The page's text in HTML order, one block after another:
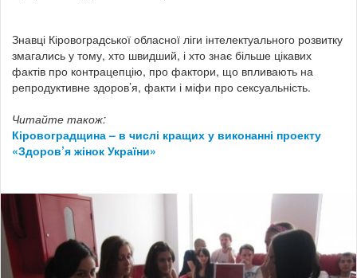
Знавці Кіровоградської обласної ліги інтелектуального розвитку
змагались у тому, хто швидший, і хто знає більше цікавих
фактів про контрацепцію, про фактори, що впливають на
репродуктивне здоров’я, факти і міфи про сексуальність.
Читайте також:
Кіровоградщина – в числі кращих у виконанні проекту
«Здоров’я жінок України»